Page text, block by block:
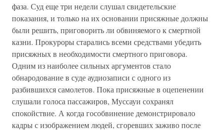
фаза. Суд еще три недели слушал свидетельские
показания, и только на их основании присяжные должны
были решить, приговорить ли обвиняемого к смертной
казни. Прокуроры старались всеми средствами убедить
присяжных в необходимости смертного приговора.
Одним из наиболее сильных аргументов стало
обнародование в суде аудиозаписи с одного из
разбившихся самолетов. Пока присяжные в оцепенении
слушали голоса пассажиров, Муссауи сохранял
спокойствие. А когда гособвинение демонстрировало
кадры с изображением людей, сгоревших заживо после